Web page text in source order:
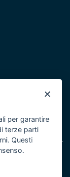
2014/2020 -
×
per garantire
terze parti
Questi